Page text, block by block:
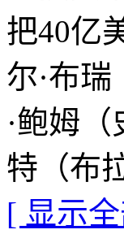
把40亿
尔·布
·鲍姆
特（布
[ 显示